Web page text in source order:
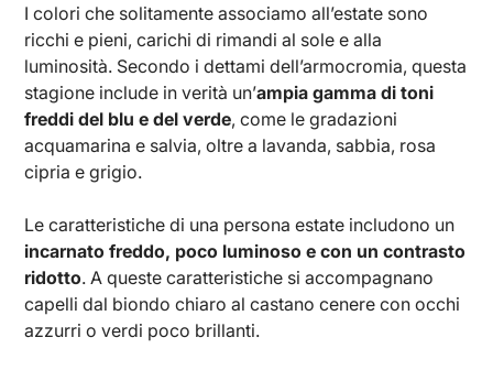
I colori che solitamente associamo all’estate sono
ricchi e pieni, carichi di rimandi al sole e alla
luminosità. Secondo i dettami dell’armocromia, questa
stagione include in verità un’ampia gamma di toni
freddi del blu e del verde, come le gradazioni
acquamarina e salvia, oltre a lavanda, sabbia, rosa
cipria e grigio.
Le caratteristiche di una persona estate includono un
incarnato freddo, poco luminoso e con un contrasto
ridotto. A queste caratteristiche si accompagnano
capelli dal biondo chiaro al castano cenere con occhi
azzurri o verdi poco brillanti.